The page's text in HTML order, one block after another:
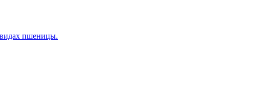
видах пшеницы.